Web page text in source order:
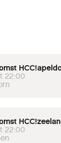
22:00
22:00